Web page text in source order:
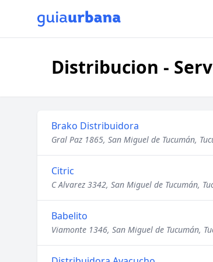
Distribucion -
Brako Distribuidora
Gral Paz 1865, San Miguel de Tucumán,
Citric
C Alvarez 3342, San Miguel de Tucumán,
Babelito
Viamonte 1346, San Miguel de Tucumán,